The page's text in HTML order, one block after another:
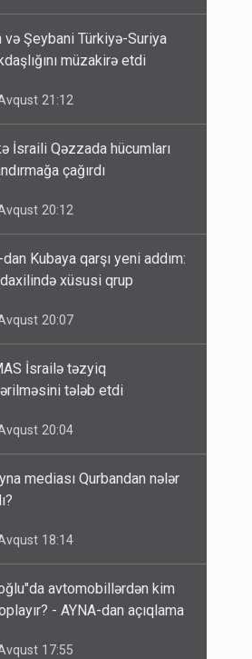
və Şeybani Türkiyə-Suriya
müzakirə etdi
21:12
İsraili Qəzzada hücumları
çağırdı
20:12
Kubaya qarşı yeni addım:
xüsusi qrup
20:07
İsrailə təzyiq
tələb etdi
20:04
mediası Qurbandan nələr
18:14
avtomobillərdən kim
- AYNA-dan açıqlama
17:55